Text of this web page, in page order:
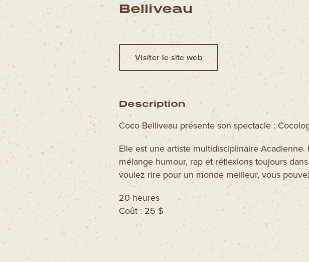
Belliveau
Visiter le site web
Description
Coco Belliveau présente son spectacle :
Elle est une artiste multidisciplinaire
mélange humour, rap et réflexions toujours
voulez rire pour un monde meilleur, vous
20 heures
Coût : 25 $